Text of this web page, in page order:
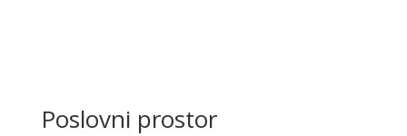
Poslovni prostor